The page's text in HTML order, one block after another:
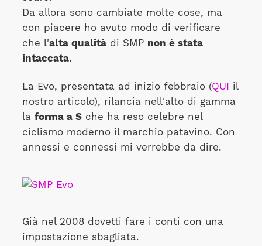
Da allora sono cambiate molte cose, ma
con piacere ho avuto modo di verificare
che l'alta qualitàdi SMP non è stata
intaccata.
La Evo, presentata ad inizio febbraio (QUI il
nostro articolo), rilancia nell'alto di gamma
la forma a Sche ha reso celebre nel
ciclismo moderno il marchio patavino. Con
annessi e connessi mi verrebbe da dire.
Già nel 2008 dovetti fare i conti con una
impostazione sbagliata.